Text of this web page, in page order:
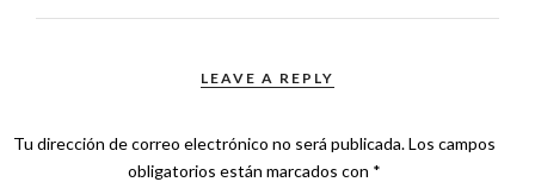
LEAVE A REPLY
Tu dirección de correo electrónico no será publicada.Los campos
obligatorios están marcados con *